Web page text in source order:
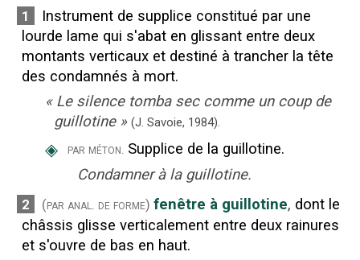
1
Instrument de supplice constitué par une
lourde lame qui s'abat en glissant entre deux
montants verticaux et destiné à trancher la tête
des condamnés à mort.
« Le silence tomba sec comme un coup de
guillotine » (J. Savoie, 1984).
◈ par méton. Supplice de la guillotine.
Condamner à la guillotine.
2 (par anal. de forme) fenêtre à guillotine, dont le
châssis glisse verticalement entre deux rainures
et s'ouvre de bas en haut.